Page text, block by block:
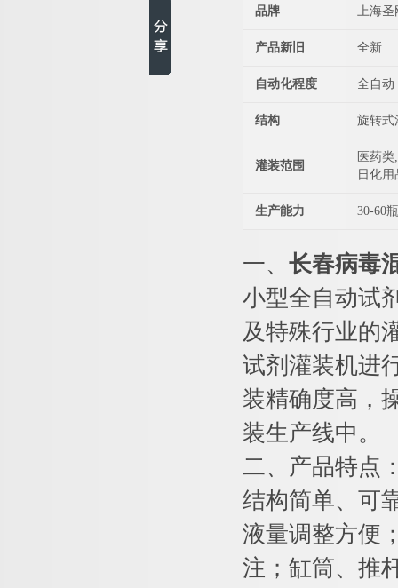
品牌 上海圣
产品新旧 全新
自动化程度 全自动
结构 旋转式
灌装范围
医药
日化
生产能力 30-60
一、 长春病毒
小型全自动试
及特殊行业的
试剂灌装机进
装精确度高，
装生产线中。
二、产品特点
结构简单、可
液量调整方便
注；缸筒、推